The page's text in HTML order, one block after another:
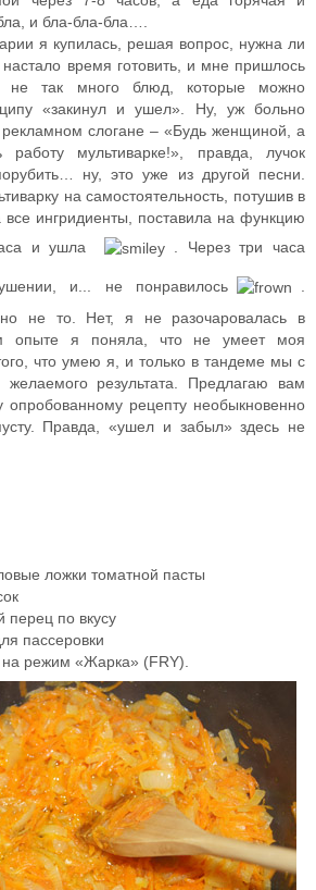
и бла-бла-бла….
я купилась, решая вопрос, нужна ли
время готовить, и мне пришлось
не так много блюд, которые можно
«закинул и ушел». Ну, уж больно
рекламном слогане – «Будь женщиной, а
работу мультиварке!», правда, лучок
ну, это уже из другой песни.
на самостоятельность, потушив в
все ингридиенты, поставила на функцию
и ушла
. Через три часа
и... не понравилось
не то. Нет, я не разочаровалась в
опыте я поняла, что не умеет моя
что умею я, и только в тандеме мы с
результата. Предлагаю вам
опробованному рецепту необыкновенно
Правда, «ушел и забыл» здесь не
ложки томатной пасты
по вкусу
пассеровки
режим «Жарка» (FRY).